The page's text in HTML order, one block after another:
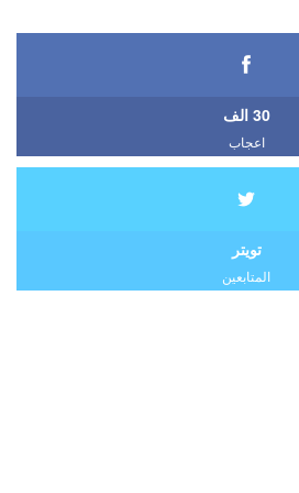
30 الف
اعجاب
تويتر
المتابعين